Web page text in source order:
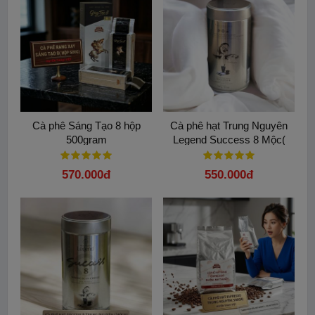
hay còn gọi là cà phê vối thuộc loài thực vật
Coffea Canephora Pierre ex A. Froehner. Đây là loại cà phê
được trồng nhiều nhất ở Việt Nam chiếm hơn 90% sản lượng
hằng năm.
Cà phê Sáng Tạo 8 hộp
500gram
570.000đ
Cà phê hạt Trung Nguyên
Legend Success 8 Mộc(
340gam)
550.000đ